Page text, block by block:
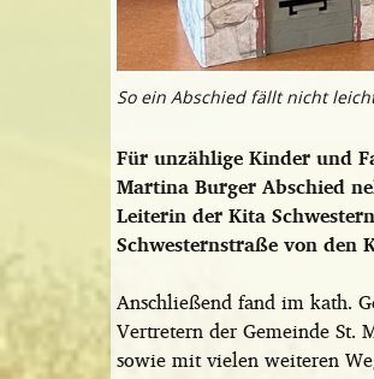
So ein Abschied fällt nicht
Für unzählige Kinder und
Martina Burger Abschied
Leiterin der Kita
Schwesternstraße von den
Anschließend fand im kath.
Vertretern der Gemeinde St.
sowie mit vielen weiteren